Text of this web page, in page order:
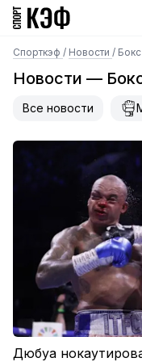
Спорткэф / Новости / Бокс
Новости —
Все новости
Дюбуа